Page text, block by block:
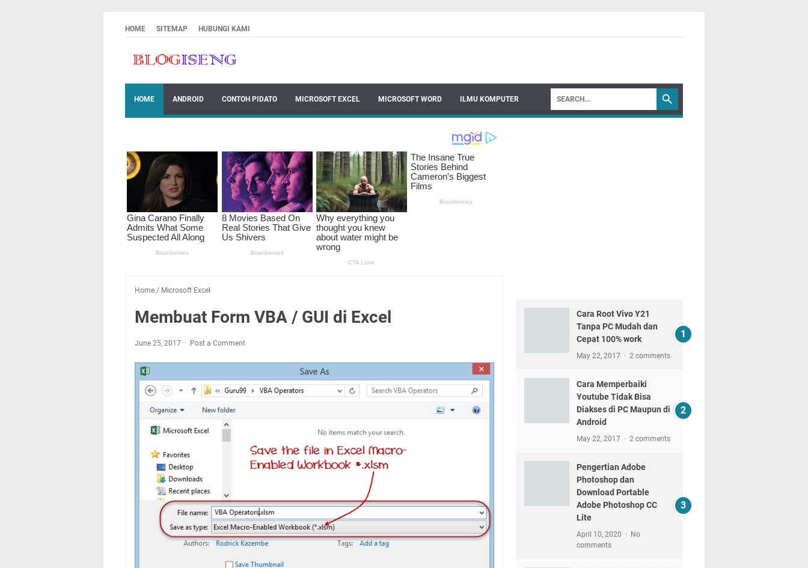
HOME SITEMAP HUBUNGI KAMI
HOME ANDROID CONTOH PIDATO MICROSOFT EXCEL MICROSOFT WORD ILMU KOMPUTER
Home / Microsoft Excel
Membuat Form VBA / GUI di Excel
June 25, 2017 Post a Comment
Cara Root Vivo Y21
Tanpa PC Mudah dan
Cepat 100% work
May 22, 2017 2 comments
Cara Memperbaiki
Youtube Tidak Bisa
Diakses di PC Maupun di
Android
May 22, 2017 2 comments
Pengertian Adobe
Photoshop dan
Download Portable
Adobe Photoshop CC
Lite
April 10, 2020
No
comments